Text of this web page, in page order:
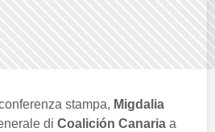
stampa, Migdalia
di Coalición Canaria a